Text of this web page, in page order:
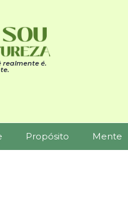
realmente é.
Propósito Mente